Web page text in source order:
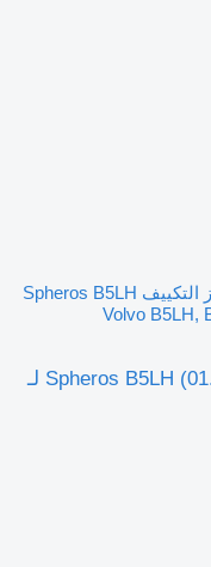
خرطوم جهاز التكييف Spheros B5LH
خرطوم جهاز التكييف Spheros B5LH (01.13-) 11118980A لـ